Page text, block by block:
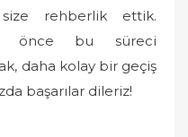
rehberlik ettik.
önce bu süreci
daha kolay bir geçiş
başarılar dileriz!